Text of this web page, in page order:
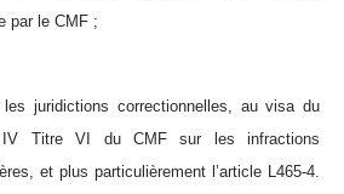
par le CMF ;
juridictions correctionnelles, au visa du
IV Titre VI du CMF sur les infractions
et plus particulièrement l’article L465-4.